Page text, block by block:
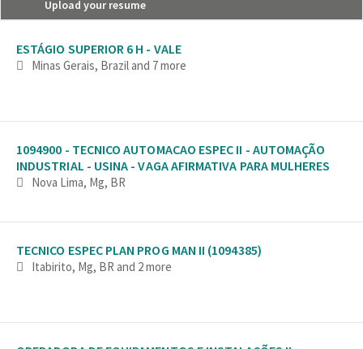
Upload your resume
ESTÁGIO SUPERIOR 6 H - VALE
Minas Gerais, Braziland 7 more
1094900 - TECNICO AUTOMACAO ESPEC II - AUTOMAÇÃO
INDUSTRIAL - USINA - VAGA AFIRMATIVA PARA MULHERES
Nova Lima, Mg, BR
TECNICO ESPEC PLAN PROG MAN II (1094385)
Itabirito, Mg, BR and 2 more